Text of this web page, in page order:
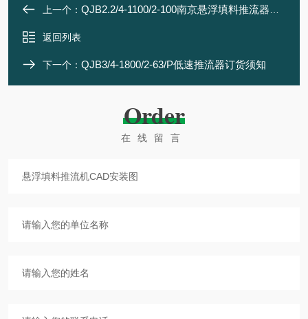
上一个： QJB2.2/4-1100/2-100南京悬浮填料推流器厂家
返回列表
下一个： QJB3/4-1800/2-63/P低速推流器订货须知
Order
在线留言